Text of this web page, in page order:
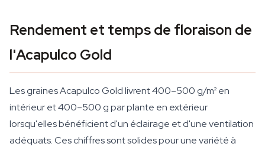
Rendement et temps de floraison de
l'Acapulco Gold
Les graines Acapulco Gold livrent 400–500 g/m² en
intérieur et 400–500 g par plante en extérieur
lorsqu'elles bénéficient d'un éclairage et d'une ventilation
adéquats. Ces chiffres sont solides pour une variété à